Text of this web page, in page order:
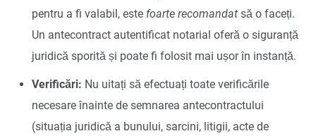
pentru a fi valabil, este foarte recomandat să o faceți.
Un antecontract autentificat notarial oferă o siguranță
juridică sporită și poate fi folosit mai ușor în instanță.
Verificări: Nu uitați să efectuați toate verificările
necesare înainte de semnarea antecontractului
(situația juridică a bunului, sarcini, litigii, acte de